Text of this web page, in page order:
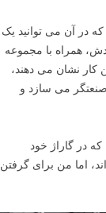
در آن می توانید یک
همراه با مجموعه
کار نشان می دهند،
صنعتگر می سازد و
در گاراژ خود
اما من برای گرفتن